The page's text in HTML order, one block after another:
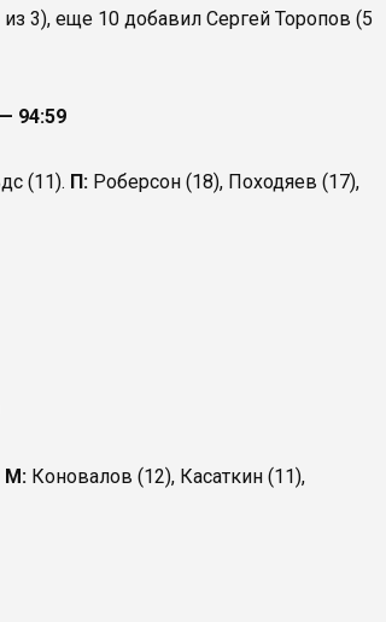
3), еще 10 добавил Сергей Торопов (5
94:59
(11). П: Роберсон (18), Походяев (17),
М: Коновалов (12), Касаткин (11),